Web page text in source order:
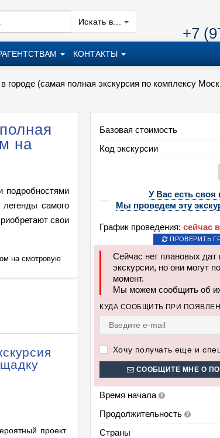
Искать в...
+7
КОНТАКТЫ
городе (самая полная экскурсия по комплексу
Базовая стоимость
Код экскурсии
У Вас есть своя
Мы проведем эту
График проведения: сейчас
ПРОВЕРИТЬ
Сейчас нет плановых дат
экскурсии, но они могут
момент.
Мы можем сообщить об
КУДА СООБЩИТЬ ПРИ
Хочу получать еще и
СООБЩИТЕ МНЕ О
Время начала
Продолжительность
Страны
на
подробностями
самого
свои
+
на смотровую
Экскурсия: Москва-Сити: город в
площадку башни "Империя")
проект